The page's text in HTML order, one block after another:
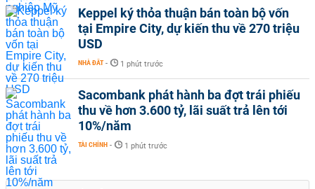
Keppel ký thỏa thuận bán toàn bộ vốn
tại Empire City, dự kiến thu về 270 triệu
USD
NHÀ ĐẤT - 1 phút trước
Sacombank phát hành ba đợt trái phiếu
thu về hơn 3.600 tỷ, lãi suất trả lên tới
10%/năm
TÀI CHÍNH - 1 phút trước